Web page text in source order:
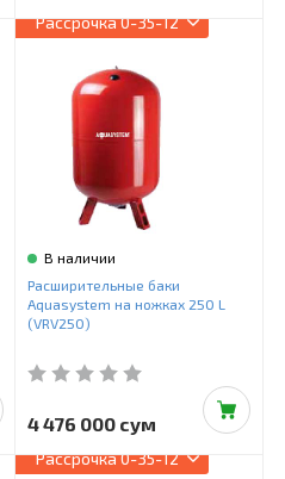
Рассрочка0-35-12
В наличии
Расширительные баки
Aquasystem на ножках 250 L
(VRV250)
4 476 000 сум
Рассрочка0-35-12